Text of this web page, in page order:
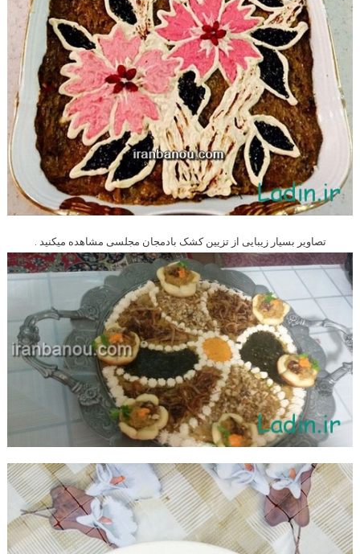
تصاویر بسیار زیبایی از تزیین کشک بادمجان مجلسی مشاهده میکنید .